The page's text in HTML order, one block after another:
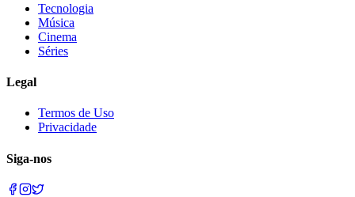
Tecnologia
Música
Cinema
Séries
Legal
Termos de Uso
Privacidade
Siga-nos